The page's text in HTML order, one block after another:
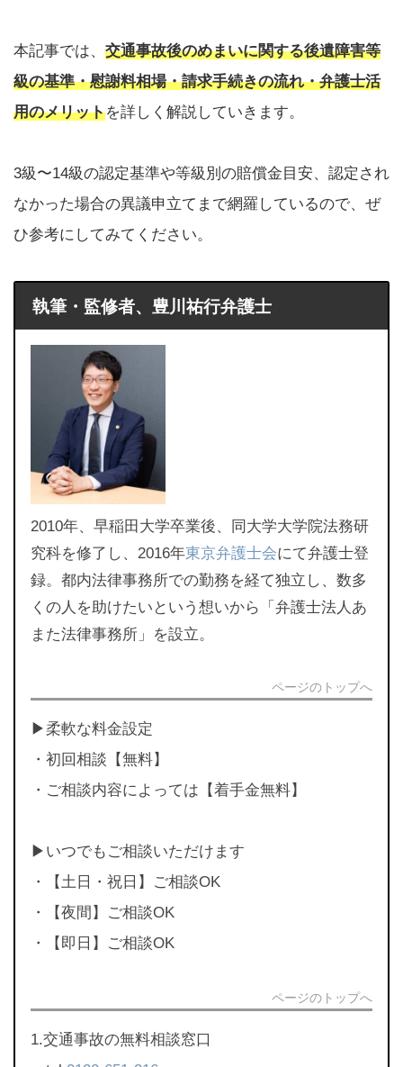
本記事では、 交通事故後のめまいに関する後遺障害等
級の基準・慰謝料相場・請求手続きの流れ・弁護士活
用のメリットを詳しく解説していきます。
3級〜14級の認定基準や等級別の賠償金目安、認定され
なかった場合の異議申立てまで網羅しているので、ぜ
ひ参考にしてみてください。
執筆・監修者、豊川祐行弁護士
2010年、早稲田大学卒業後、同大学大学院法務研
究科を修了し、2016年東京弁護士会にて弁護士登
録。都内法律事務所での勤務を経て独立し、数多
くの人を助けたいという想いから「弁護士法人あ
また法律事務所」を設立。
ページのトップへ
▶︎柔軟な料金設定
・初回相談【無料】
・ご相談内容によっては【着手金無料】
▶︎いつでもご相談いただけます
・【土日・祝日】ご相談OK
・【夜間】ご相談OK
・【即日】ご相談OK
ページのトップへ
1.交通事故の無料相談窓口